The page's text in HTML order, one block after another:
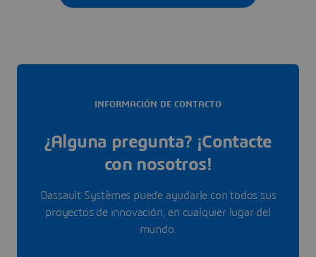
INFORMACIÓN DE CONTACTO
¿Alguna pregunta? ¡Contacte
con nosotros!
Dassault Systèmes puede ayudarle con todos sus
proyectos de innovación, en cualquier lugar del
mundo.